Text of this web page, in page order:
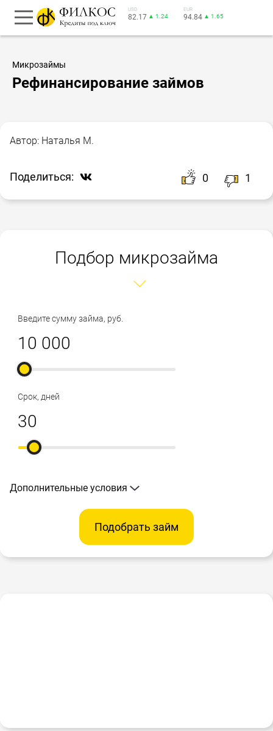
USD
82.17 ▲ 1.24
EUR
94.84 ▲ 1.65
Микрозаймы
Рефинансирование займов
Автор: Наталья М.
Поделиться: 0 1
Подбор микрозайма
Введите сумму займа, руб.
Срок, дней
Дополнительные условия
Подобрать займ